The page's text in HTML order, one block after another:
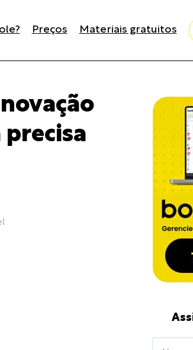
Preços Materiais gratuitos
precisa